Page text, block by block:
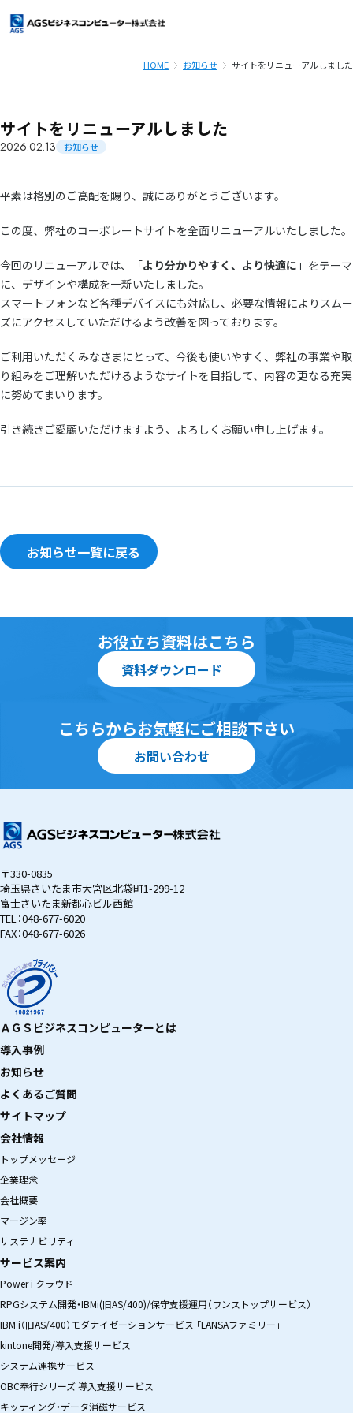
ＡＧＳビジネスコンピューターとは
トップメッセージ
会社概要
マージン率
サステナビリティ
RPGシステム開発
・IBMi(旧AS/400)/保守支援運用
（ワンストップサービス）
IBM i（旧AS/400）モダナイゼーションサービス
「LANSAファミリー」
kintone開発/導入支援サービス
キッティング・データ消磁サービス
よくあるご質問
資料ダウンロード
HOME お知らせ サイトをリニューアルしました
サイトをリニューアルしました
2026.02.13 お知らせ
平素は格別のご高配を賜り、誠にありがとうございます。
この度、弊社のコーポレートサイトを全面リニューアルいたしました。
今回のリニューアルでは、「より分かりやすく、より快適に 」をテーマ
に、デザインや構成を一新いたしました。
スマートフォンなど各種デバイスにも対応し、必要な情報によりスムー
ズにアクセスしていただけるよう改善を図っております。
ご利用いただくみなさまにとって、今後も使いやすく、弊社の事業や取
り組みをご理解いただけるようなサイトを目指して、内容の更なる充実
に努めてまいります。
引き続きご愛顧いただけますよう、よろしくお願い申し上げます。
お知らせ一覧に戻る
お役立ち資料はこちら
資料ダウンロード
こちらからお気軽にご相談下さい
お問い合わせ
〒330-0835
埼玉県さいたま市大宮区北袋町1-299-12
富士さいたま新都心ビル西館
TEL：048-677-6020
FAX：048-677-6026
ＡＧＳビジネスコンピューターとは
導入事例
お知らせ
よくあるご質問
サイトマップ
会社情報
トップメッセージ
企業理念
会社概要
マージン率
サステナビリティ
サービス案内
Power i クラウド
RPGシステム開発・IBMi(旧AS/400)/保守支援運用（ワンストップサービス）
IBM i（旧AS/400）モダナイゼーションサービス 「LANSAファミリー」
kintone開発/導入支援サービス
システム連携サービス
OBC奉行シリーズ 導入支援サービス
キッティング・データ消磁サービス